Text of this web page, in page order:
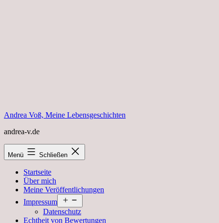
Andrea Voß, Meine Lebensgeschichten
andrea-v.de
Menü Schließen
Startseite
Über mich
Meine Veröffentlichungen
Impressum
öffnen
Datenschutz
Echtheit von Bewertungen